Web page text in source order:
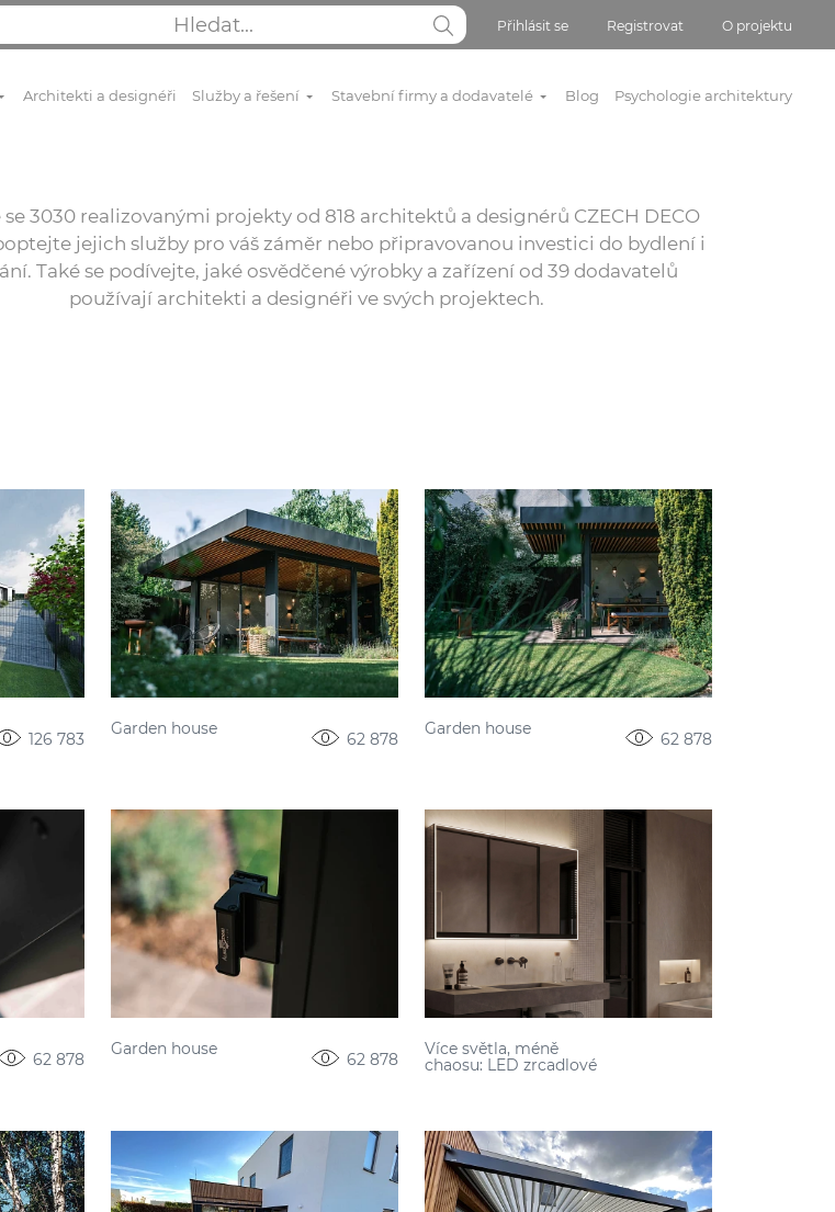
Přihlásit se Registrovat O projektu
Architekti a designéři Služby a řešení Stavební firmy a dodavatelé Blog Psychologie architektury
3030 realizovanými projekty od 818 architektů a designérů CZECH DECO
jejich služby pro váš záměr nebo připravovanou investici do bydlení i
Také se podívejte, jaké osvědčené výrobky a zařízení od 39 dodavatelů
používají architekti a designéři ve svých projektech.
126 783
Garden house
62 878
Garden house
62 878
62 878
Garden house
62 878
Více světla, méně
chaosu: LED zrcadlové